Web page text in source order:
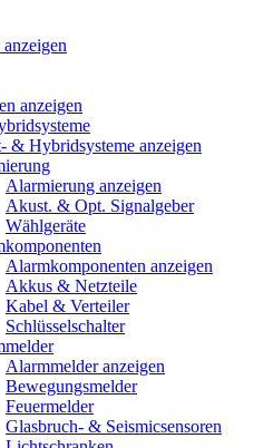
anzeigen
& Hybridsysteme anzeigen
Alarmierung anzeigen
Akust. & Opt. Signalgeber
Wählgeräte
Alarmkomponenten anzeigen
Akkus & Netzteile
Kabel & Verteiler
Schlüsselschalter
Alarmmelder anzeigen
Bewegungsmelder
Feuermelder
Glasbruch- & Seismicsensoren